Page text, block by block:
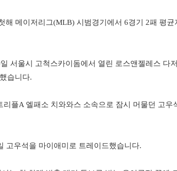
해 메이저리그(MLB) 시범경기에서 6경기 2패 평
서울시 고척스카이돔에서 열린 로스앤젤레스 다
습니다.
리플A 엘패소 치와와스 소속으로 잠시 머물던 고
고우석을 마이애미로 트레이드했습니다.